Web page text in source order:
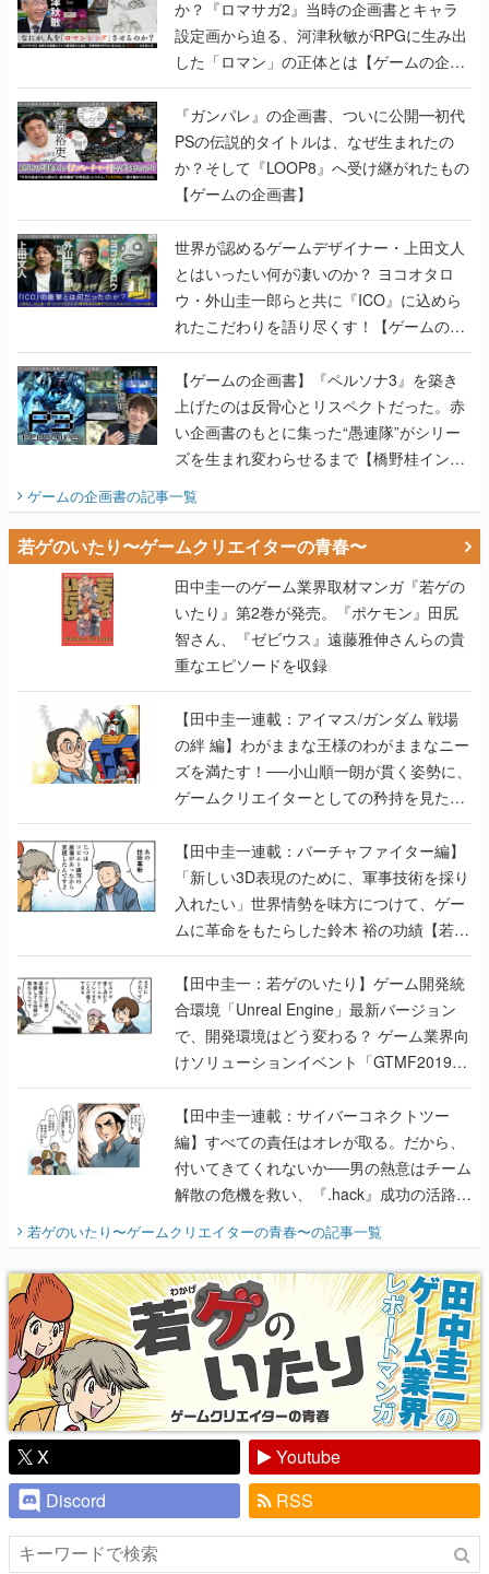
か？『ロマサガ2』当時の企画書とキャラ
設定画から迫る、河津秋敏がRPGに生み出
した「ロマン」の正体とは【ゲームの企画
書】
『ガンパレ』の企画書、ついに公開━初代
PSの伝説的タイトルは、なぜ生まれたの
か？そして『LOOP8』へ受け継がれたもの
【ゲームの企画書】
世界が認めるゲームデザイナー・上田文人
とはいったい何が凄いのか？ ヨコオタロ
ウ・外山圭一郎らと共に『ICO』に込めら
れたこだわりを語り尽くす！【ゲームの企
画書】
【ゲームの企画書】『ペルソナ3』を築き
上げたのは反骨心とリスペクトだった。赤
い企画書のもとに集った“愚連隊”がシリー
ズを生まれ変わらせるまで【橋野桂インタ
ビュー】
ゲームの企画書の記事一覧
若ゲのいたり〜ゲームクリエイターの青春〜
田中圭一のゲーム業界取材マンガ『若ゲの
いたり』第2巻が発売。『ポケモン』田尻
智さん、『ゼビウス』遠藤雅伸さんらの貴
重なエピソードを収録
【田中圭一連載：アイマス/ガンダム 戦場
の絆 編】わがままな王様のわがままなニー
ズを満たす！──小山順一朗が貫く姿勢に、
ゲームクリエイターとしての矜持を見た
【若ゲのいたり最終回】
【田中圭一連載：バーチャファイター編】
「新しい3D表現のために、軍事技術を採り
入れたい」世界情勢を味方につけて、ゲー
ムに革命をもたらした鈴木 裕の功績【若ゲ
のいたり】
【田中圭一：若ゲのいたり】ゲーム開発統
合環境「Unreal Engine」最新バージョン
で、開発環境はどう変わる？ ゲーム業界向
けソリューションイベント「GTMF2019」
に行って、より理解を深めよう【PR】
【田中圭一連載：サイバーコネクトツー
編】すべての責任はオレが取る。だから、
付いてきてくれないか──男の熱意はチーム
解散の危機を救い、『.hack』成功の活路を
開く。業界の快男児・松山 洋に流れる血は
『少年ジャンプ』色だった【若ゲのいた
り】
若ゲのいたり〜ゲームクリエイターの青春〜の記事一覧
X
Youtube
Discord
RSS